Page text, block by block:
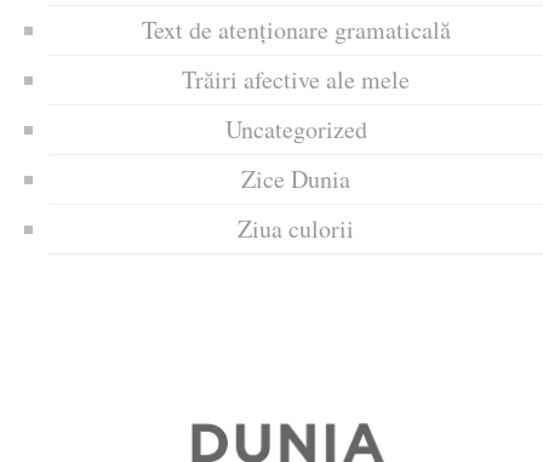
Text de atenționare gramaticală
Trăiri afective ale mele
Uncategorized
Zice Dunia
Ziua culorii